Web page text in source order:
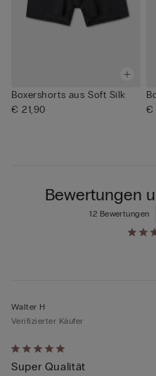
Boxershorts aus Soft Silk
€ 21,90
€
Bewertungen
12 Bewertungen
Mit
5
Walter H
Verifizierter Käufer
Super Qualität